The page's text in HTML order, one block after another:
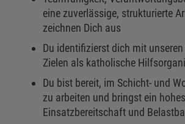
eine zuverlässige, strukturierte
zeichnen Dich aus
Du identifizierst dich mit unseren
Zielen als katholische
Du bist bereit, im Schicht- und
zu arbeiten und bringst ein
Einsatzbereitschaft und